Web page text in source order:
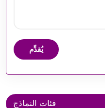
يُقدِّم
فئات النماذج